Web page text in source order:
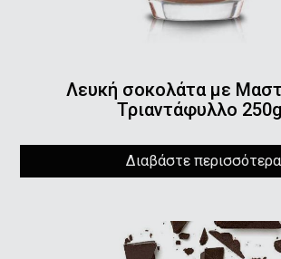
Λευκή σοκολάτα με
Τριαντάφυλλο
Διαβάστε περισσότερα